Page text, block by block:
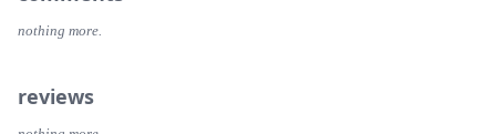
nothing more.
reviews